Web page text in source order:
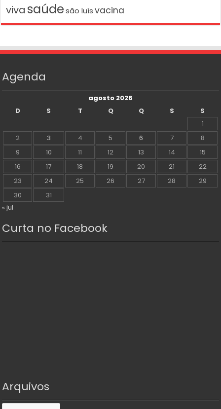
viva saúde são luís vacina
Agenda
agosto 2026
D
S T Q Q S
S
1
2
3 4 5 6 7
8
9
10 11 12 13 14
15
16
17 18 19 20 21
22
23
24 25 26 27 28
29
30
31
« jul
Curta no Facebook
Arquivos